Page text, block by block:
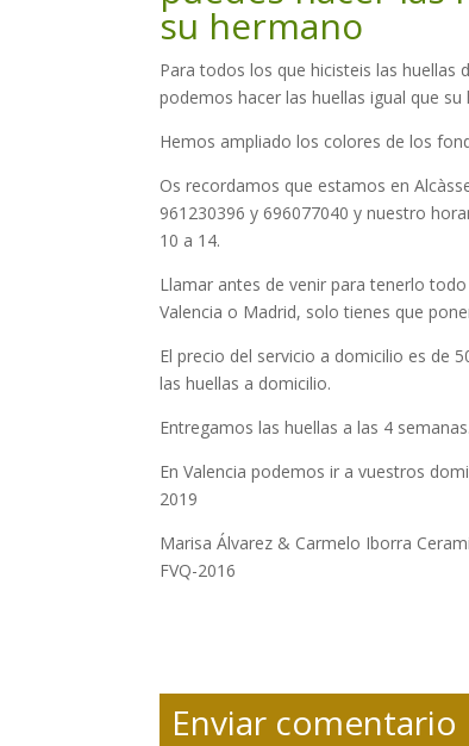
su hermano
Para todos los que hicisteis las
podemos hacer las huellas igual que su
Hemos ampliado los colores de los
Os recordamos que estamos en
961230396 y 696077040 y nuestro
10 a 14.
Llamar antes de venir para tenerlo
Valencia o Madrid, solo tienes que
El precio del servicio a domicilio es de
las huellas a domicilio.
Entregamos las huellas a las 4
En Valencia podemos ir a vuestros
2019
Marisa Álvarez & Carmelo Iborra
FVQ-2016
Enviar comentario